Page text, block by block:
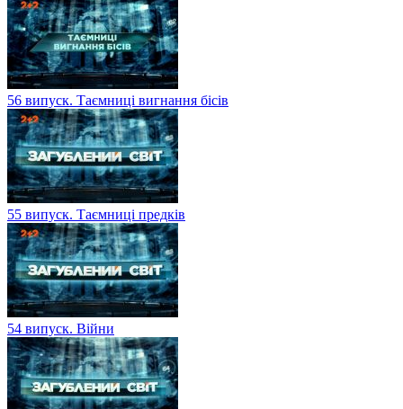
56 випуск. Таємниці вигнання бісів
55 випуск. Таємниці предків
54 випуск. Війни